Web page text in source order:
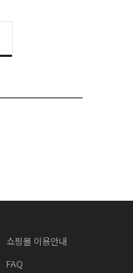
쇼핑몰 이용안내
FAQ